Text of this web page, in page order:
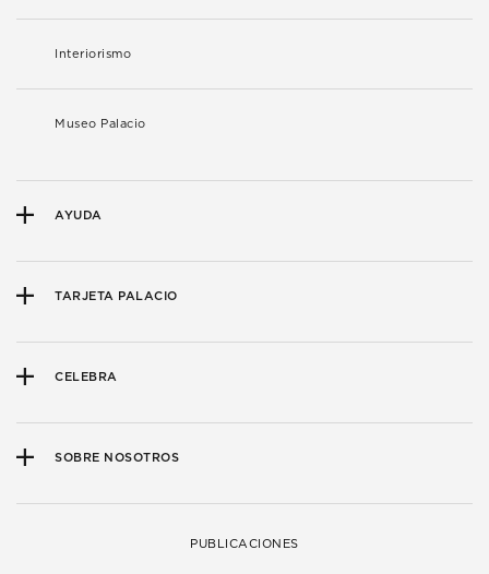
Interiorismo
Museo Palacio
AYUDA
TARJETA PALACIO
CELEBRA
SOBRE NOSOTROS
PUBLICACIONES